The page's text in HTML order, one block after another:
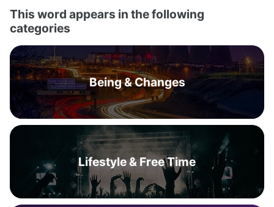
This word appears in the following
categories
Being & Changes
Lifestyle & Free Time